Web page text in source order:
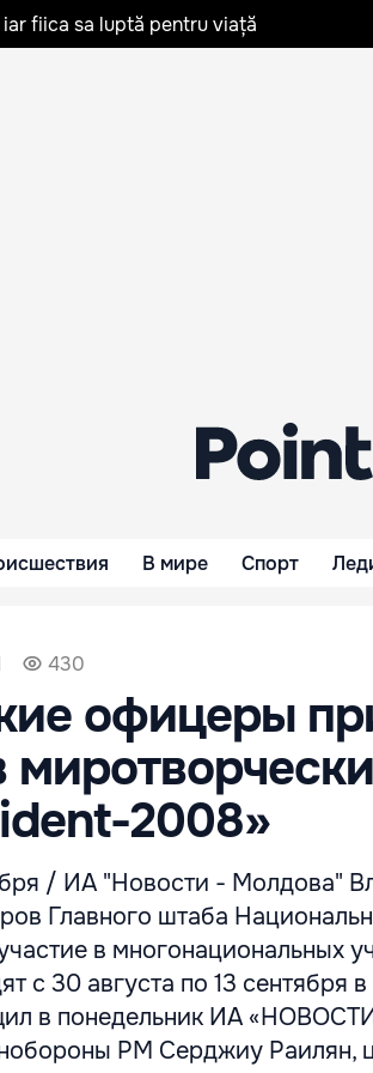
fiica sa luptă pentru viață
В мире Спорт
430
офицеры
2008»
/ ИА "Новости - Молдова"
Главного штаба
в многонациональных
с 30 августа по 13 сентября
в понедельник ИА
РМ Серджиу Раилян,